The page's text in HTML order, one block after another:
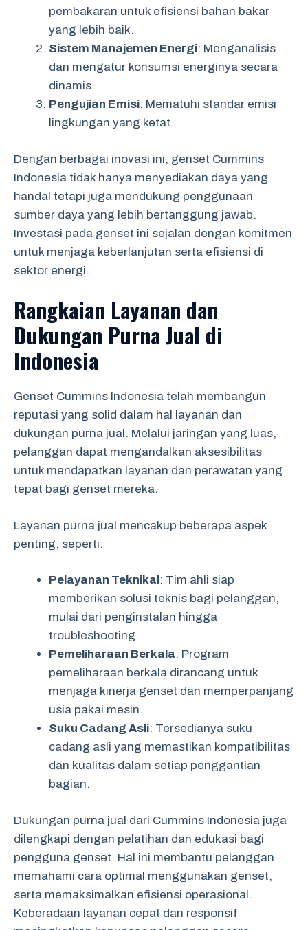
pembakaran untuk efisiensi bahan bakar
yang lebih baik.
Sistem Manajemen Energi: Menganalisis
dan mengatur konsumsi energinya secara
dinamis.
Pengujian Emisi: Mematuhi standar emisi
lingkungan yang ketat.
Dengan berbagai inovasi ini, genset Cummins
Indonesia tidak hanya menyediakan daya yang
handal tetapi juga mendukung penggunaan
sumber daya yang lebih bertanggung jawab.
Investasi pada genset ini sejalan dengan komitmen
untuk menjaga keberlanjutan serta efisiensi di
sektor energi.
Rangkaian Layanan dan
Dukungan Purna Jual di
Indonesia
Genset Cummins Indonesia telah membangun
reputasi yang solid dalam hal layanan dan
dukungan purna jual. Melalui jaringan yang luas,
pelanggan dapat mengandalkan aksesibilitas
untuk mendapatkan layanan dan perawatan yang
tepat bagi genset mereka.
Layanan purna jual mencakup beberapa aspek
penting, seperti:
Pelayanan Teknikal: Tim ahli siap
memberikan solusi teknis bagi pelanggan,
mulai dari penginstalan hingga
troubleshooting.
Pemeliharaan Berkala: Program
pemeliharaan berkala dirancang untuk
menjaga kinerja genset dan memperpanjang
usia pakai mesin.
Suku Cadang Asli: Tersedianya suku
cadang asli yang memastikan kompatibilitas
dan kualitas dalam setiap penggantian
bagian.
Dukungan purna jual dari Cummins Indonesia juga
dilengkapi dengan pelatihan dan edukasi bagi
pengguna genset. Hal ini membantu pelanggan
memahami cara optimal menggunakan genset,
serta memaksimalkan efisiensi operasional.
Keberadaan layanan cepat dan responsif